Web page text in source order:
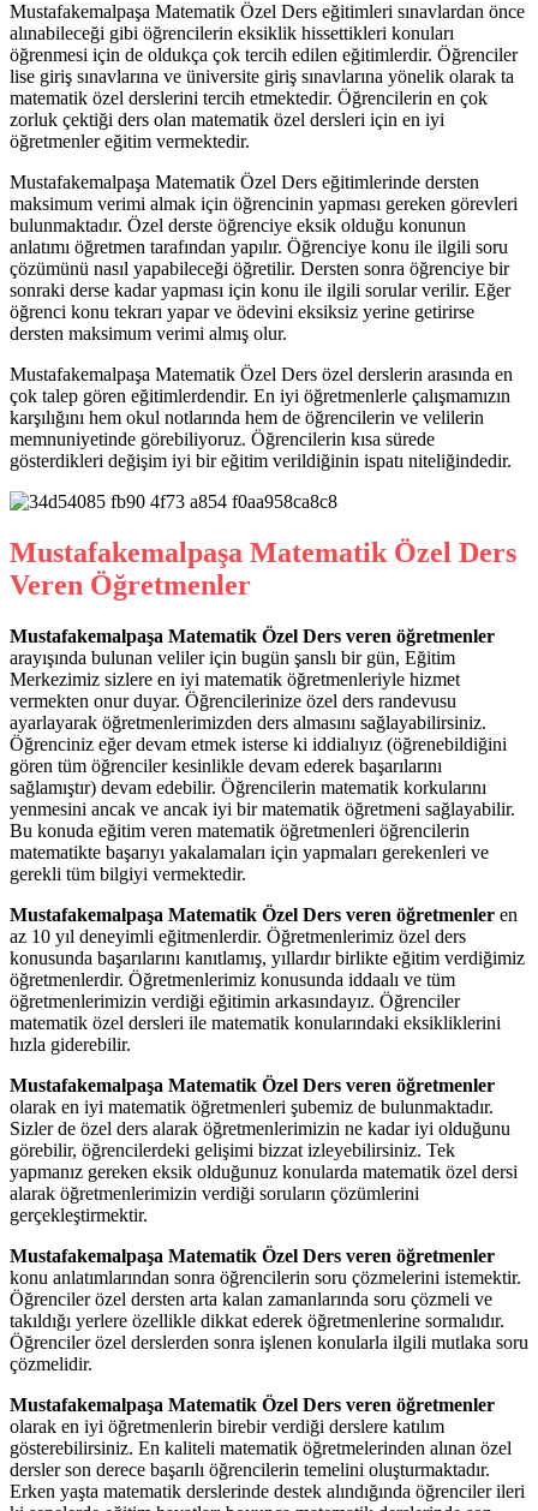
Mustafakemalpaşa Matematik Özel Ders eğitimleri sınavlardan önce
alınabileceği gibi öğrencilerin eksiklik hissettikleri konuları
öğrenmesi için de oldukça çok tercih edilen eğitimlerdir. Öğrenciler
lise giriş sınavlarına ve üniversite giriş sınavlarına yönelik olarak ta
matematik özel derslerini tercih etmektedir. Öğrencilerin en çok
zorluk çektiği ders olan matematik özel dersleri için en iyi
öğretmenler eğitim vermektedir.
Mustafakemalpaşa Matematik Özel Ders eğitimlerinde dersten
maksimum verimi almak için öğrencinin yapması gereken görevleri
bulunmaktadır. Özel derste öğrenciye eksik olduğu konunun
anlatımı öğretmen tarafından yapılır. Öğrenciye konu ile ilgili soru
çözümünü nasıl yapabileceği öğretilir. Dersten sonra öğrenciye bir
sonraki derse kadar yapması için konu ile ilgili sorular verilir. Eğer
öğrenci konu tekrarı yapar ve ödevini eksiksiz yerine getirirse
dersten maksimum verimi almış olur.
Mustafakemalpaşa Matematik Özel Ders özel derslerin arasında en
çok talep gören eğitimlerdendir. En iyi öğretmenlerle çalışmamızın
karşılığını hem okul notlarında hem de öğrencilerin ve velilerin
memnuniyetinde görebiliyoruz. Öğrencilerin kısa sürede
gösterdikleri değişim iyi bir eğitim verildiğinin ispatı niteliğindedir.
Mustafakemalpaşa Matematik Özel Ders
Veren Öğretmenler
Mustafakemalpaşa Matematik Özel Ders veren öğretmenler
arayışında bulunan veliler için bugün şanslı bir gün, Eğitim
Merkezimiz sizlere en iyi matematik öğretmenleriyle hizmet
vermekten onur duyar. Öğrencilerinize özel ders randevusu
ayarlayarak öğretmenlerimizden ders almasını sağlayabilirsiniz.
Öğrenciniz eğer devam etmek isterse ki iddialıyız (öğrenebildiğini
gören tüm öğrenciler kesinlikle devam ederek başarılarını
sağlamıştır) devam edebilir. Öğrencilerin matematik korkularını
yenmesini ancak ve ancak iyi bir matematik öğretmeni sağlayabilir.
Bu konuda eğitim veren matematik öğretmenleri öğrencilerin
matematikte başarıyı yakalamaları için yapmaları gerekenleri ve
gerekli tüm bilgiyi vermektedir.
Mustafakemalpaşa Matematik Özel Ders veren öğretmenler en
az 10 yıl deneyimli eğitmenlerdir. Öğretmenlerimiz özel ders
konusunda başarılarını kanıtlamış, yıllardır birlikte eğitim verdiğimiz
öğretmenlerdir. Öğretmenlerimiz konusunda iddaalı ve tüm
öğretmenlerimizin verdiği eğitimin arkasındayız. Öğrenciler
matematik özel dersleri ile matematik konularındaki eksikliklerini
hızla giderebilir.
Mustafakemalpaşa Matematik Özel Ders veren öğretmenler
olarak en iyi matematik öğretmenleri şubemiz de bulunmaktadır.
Sizler de özel ders alarak öğretmenlerimizin ne kadar iyi olduğunu
görebilir, öğrencilerdeki gelişimi bizzat izleyebilirsiniz. Tek
yapmanız gereken eksik olduğunuz konularda matematik özel dersi
alarak öğretmenlerimizin verdiği soruların çözümlerini
gerçekleştirmektir.
Mustafakemalpaşa Matematik Özel Ders veren öğretmenler
konu anlatımlarından sonra öğrencilerin soru çözmelerini istemektir.
Öğrenciler özel dersten arta kalan zamanlarında soru çözmeli ve
takıldığı yerlere özellikle dikkat ederek öğretmenlerine sormalıdır.
Öğrenciler özel derslerden sonra işlenen konularla ilgili mutlaka soru
çözmelidir.
Mustafakemalpaşa Matematik Özel Ders veren öğretmenler
olarak en iyi öğretmenlerin birebir verdiği derslere katılım
gösterebilirsiniz. En kaliteli matematik öğretmelerinden alınan özel
dersler son derece başarılı öğrencilerin temelini oluşturmaktadır.
Erken yaşta matematik derslerinde destek alındığında öğrenciler ileri